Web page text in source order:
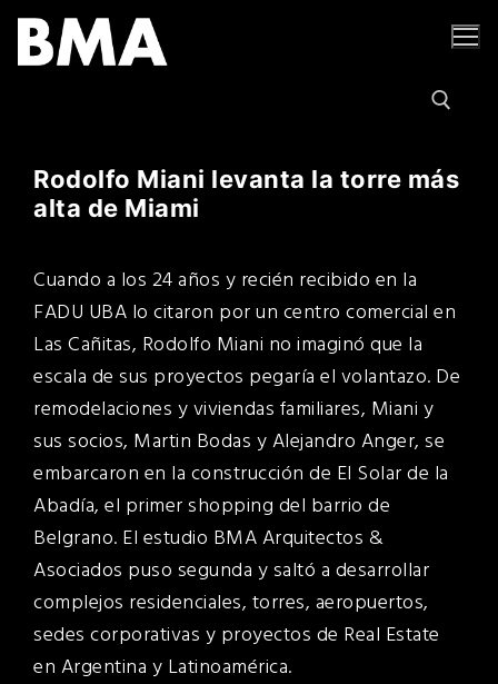
contenido
Buscar por:
Rodolfo Miani levanta la torre más
alta de Miami
Cuando a los 24 años y recién recibido en la
FADU UBA lo citaron por un centro comercial en
Las Cañitas, Rodolfo Miani no imaginó que la
escala de sus proyectos pegaría el volantazo. De
remodelaciones y viviendas familiares, Miani y
sus socios, Martin Bodas y Alejandro Anger, se
embarcaron en la construcción de El Solar de la
Abadía, el primer shopping del barrio de
Belgrano. El estudio BMA Arquitectos &
Asociados puso segunda y saltó a desarrollar
complejos residenciales, torres, aeropuertos,
sedes corporativas y proyectos de Real Estate
en Argentina y Latinoamérica.